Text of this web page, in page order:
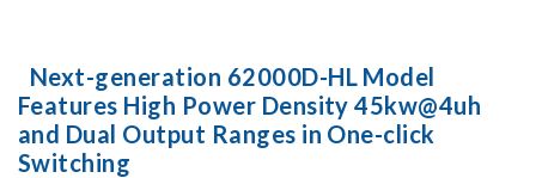
Next-generation 62000D-HL Model
Features High Power Density 45kw@4uh
and Dual Output Ranges in One-click
Switching